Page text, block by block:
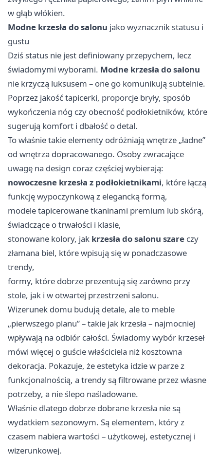
w głąb włókien.
Modne krzesła do salonu jako wyznacznik statusu i
gustu
Dziś status nie jest definiowany przepychem, lecz
świadomymi wyborami. Modne krzesła do salonu
nie krzyczą luksusem – one go komunikują subtelnie.
Poprzez jakość tapicerki, proporcje bryły, sposób
wykończenia nóg czy obecność podłokietników, które
sugerują komfort i dbałość o detal.
To właśnie takie elementy odróżniają wnętrze „ładne”
od wnętrza dopracowanego. Osoby zwracające
uwagę na design coraz częściej wybierają:
nowoczesne krzesła z podłokietnikami, które łączą
funkcję wypoczynkową z elegancką formą,
modele tapicerowane tkaninami premium lub skórą,
świadczące o trwałości i klasie,
stonowane kolory, jak krzesła do salonu szare czy
złamana biel, które wpisują się w ponadczasowe
trendy,
formy, które dobrze prezentują się zarówno przy
stole, jak i w otwartej przestrzeni salonu.
Wizerunek domu budują detale, ale to meble
„pierwszego planu” – takie jak krzesła – najmocniej
wpływają na odbiór całości. Świadomy wybór krzeseł
mówi więcej o guście właściciela niż kosztowna
dekoracja. Pokazuje, że estetyka idzie w parze z
funkcjonalnością, a trendy są filtrowane przez własne
potrzeby, a nie ślepo naśladowane.
Właśnie dlatego dobrze dobrane krzesła nie są
wydatkiem sezonowym. Są elementem, który z
czasem nabiera wartości – użytkowej, estetycznej i
wizerunkowej.